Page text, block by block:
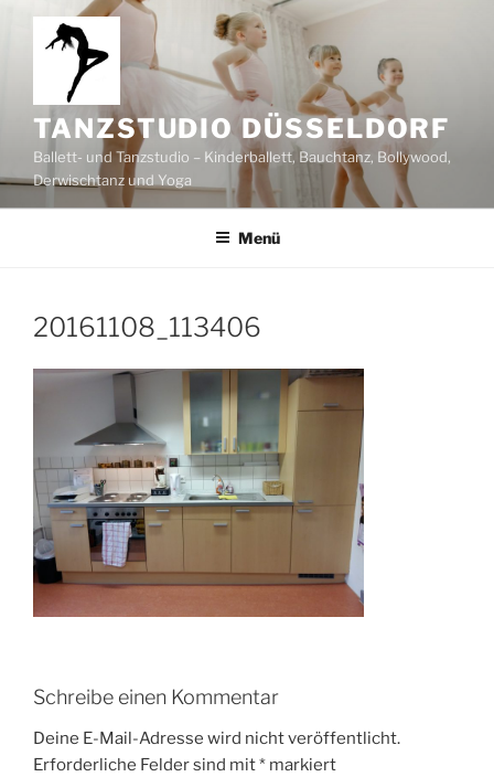
Zum
TANZSTUDIO DÜSSELDORF
Ballett- und Tanzstudio – Kinderballett, Bauchtanz, Bollywood,
Derwischtanz und Yoga
Menü
20161108_113406
Schreibe einen Kommentar
Deine E-Mail-Adresse wird nicht veröffentlicht.
Erforderliche Felder sind mit* markiert